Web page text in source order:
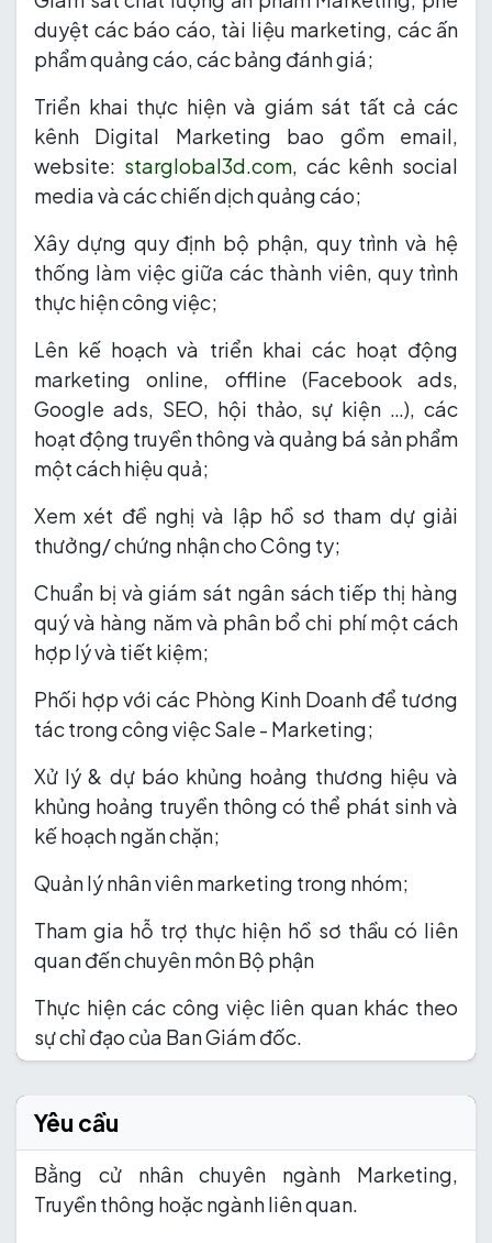
duyệt các báo cáo, tài liệu marketing, các ấn
phẩm quảng cáo, các bảng đánh giá;
Triển khai thực hiện và giám sát tất cả các
kênh Digital Marketing bao gồm email,
website: starglobal3d.com, các kênh social
media và các chiến dịch quảng cáo;
Xây dựng quy định bộ phận, quy trình và hệ
thống làm việc giữa các thành viên, quy trình
thực hiện công việc;
Lên kế hoạch và triển khai các hoạt động
marketing online, offline (Facebook ads,
Google ads, SEO, hội thảo, sự kiện …), các
hoạt động truyền thông và quảng bá sản phẩm
một cách hiệu quả;
Xem xét đề nghị và lập hồ sơ tham dự giải
thưởng/ chứng nhận cho Công ty;
Chuẩn bị và giám sát ngân sách tiếp thị hàng
quý và hàng năm và phân bổ chi phí một cách
hợp lý và tiết kiệm;
Phối hợp với các Phòng Kinh Doanh để tương
tác trong công việc Sale - Marketing;
Xử lý & dự báo khủng hoảng thương hiệu và
khủng hoảng truyền thông có thể phát sinh và
kế hoạch ngăn chặn;
Quản lý nhân viên marketing trong nhóm;
Tham gia hỗ trợ thực hiện hồ sơ thầu có liên
quan đến chuyên môn Bộ phận
Thực hiện các công việc liên quan khác theo
sự chỉ đạo của Ban Giám đốc.
Yêu cầu
Bằng cử nhân chuyên ngành Marketing,
Truyền thông hoặc ngành liên quan.